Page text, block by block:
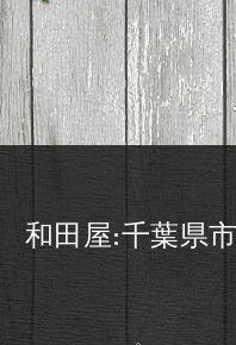
和田屋:千葉県